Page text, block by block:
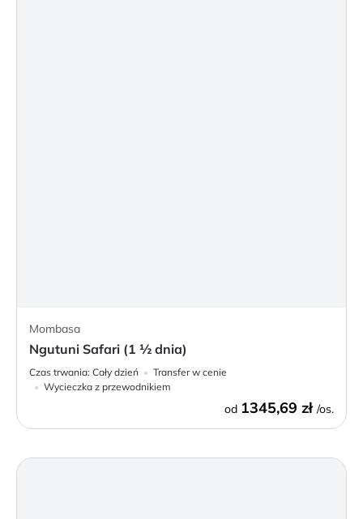
Mombasa
Ngutuni Safari (1 ½ dnia)
Czas trwania: Cały dzień
Transfer w cenie
Wycieczka z przewodnikiem
od 1345,69 zł /os.